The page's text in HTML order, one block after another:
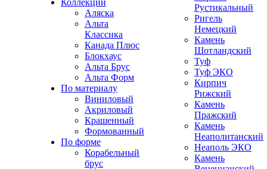
Коллекции
Аляска
Альта
Классика
Канада Плюс
Блокхаус
Альта Брус
Альта Форм
По материалу
Виниловый
Акриловый
Крашенный
Формованный
По форме
Корабельный
брус
Рустикальный
Ригель
Немецкий
Камень
Шотландский
Туф
Туф ЭКО
Кирпич
Рижский
Камень
Пражский
Камень
Неаполитанский
Неаполь ЭКО
Камень